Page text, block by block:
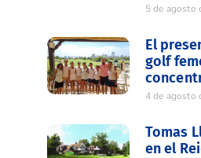
5 de agosto
El
golf
4 de agosto
Tomas
en el